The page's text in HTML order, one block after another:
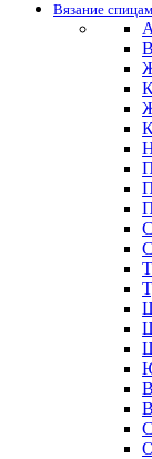
Вязание